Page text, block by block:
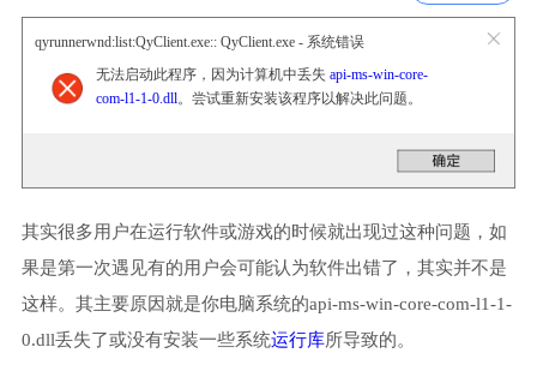
qyrunnerwnd:list:QyClient.exe:: QyClient.exe - 系统错误
无法启动此程序，因为计算机中丢失 api-ms-win-core-
com-l1-1-0.dll。尝试重新安装该程序以解决此问题。
其实很多用户在运行软件或游戏的时候就出现过这种问题，如
果是第一次遇见有的用户会可能认为软件出错了，其实并不是
这样。其主要原因就是你电脑系统的api-ms-win-core-com-l1-1-
0.dll丢失了或没有安装一些系统运行库所导致的。